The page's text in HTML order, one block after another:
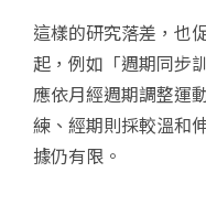
這樣的研究落差，也
起，例如「週期同步
應依月經週期調整運
練、經期則採較溫和
據仍有限。